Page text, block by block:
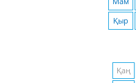
Қыр
Қаң